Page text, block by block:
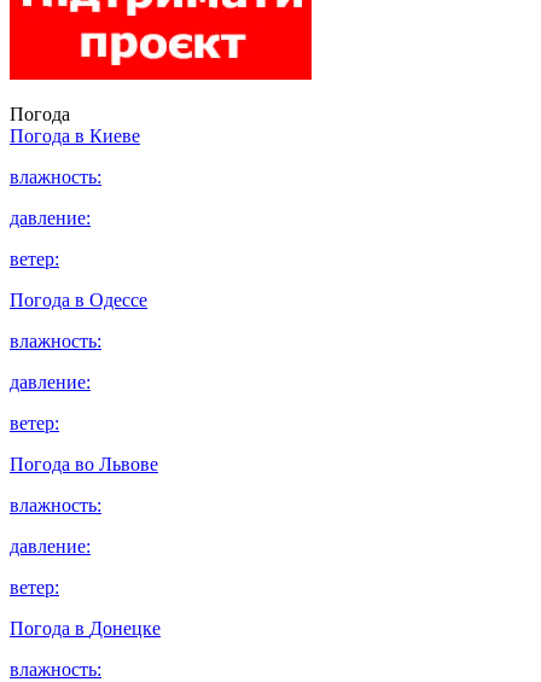
Погода
Погода в Киеве
влажность:
давление:
ветер:
Погода в Одессе
влажность:
давление:
ветер:
Погода во Львове
влажность:
давление:
ветер:
Погода в Донецке
влажность: